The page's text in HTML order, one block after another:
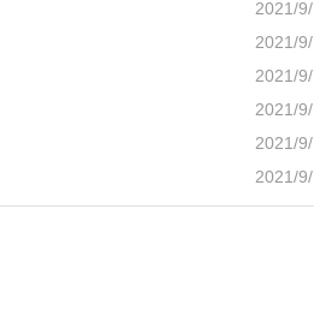
2021/
2021/
2021/
2021/
2021/
2021/